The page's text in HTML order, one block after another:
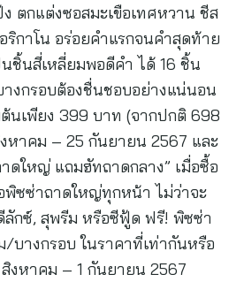
ตกแต่งซอสมะเขือเทศหวาน ชีส
ริกาโน อร่อยคำแรกจนคำสุดท้าย
ชิ้นสี่เหลี่ยมพอดีคำ ได้ 16 ชิ้น
งกรอบต้องชื่นชอบอย่างแน่นอน
นเพียง 399 บาท (จากปกติ 698
หาคม – 25 กันยายน 2567 และ
ดใหญ่ แถมฮัทถาดกลาง” เมื่อซื้อ
พิซซ่าถาดใหญ่ทุกหน้า ไม่ว่าจะ
ลักซ์, สุพรีม หรือซีฟู้ด ฟรี! พิซซ่า
บางกรอบ ในราคาที่เท่ากันหรือ
งหาคม – 1 กันยายน 2567